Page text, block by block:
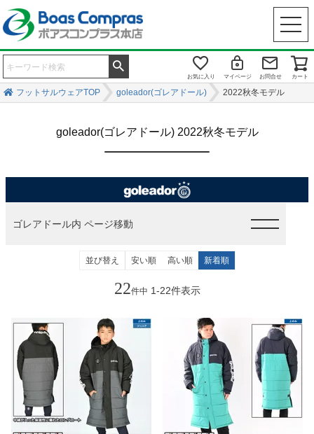
お気に入り マイページ お問合せ カート
フットサルウェアTOP goleador(ゴレアドール) 2022秋冬モデル
goleador(ゴレアドール) 2022秋冬モデル
ゴレアドール内 ページ移動
並び替え 安い順 高い順 新着順
22件中 1-22件表示